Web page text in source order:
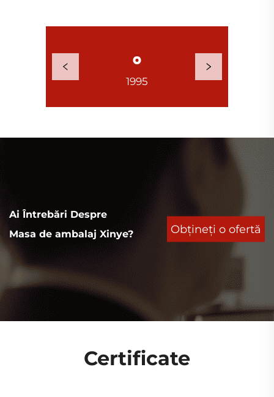
1995 2001
Ai Întrebări Despre
Masa de ambalaj Xinye?
Obțineți o ofertă
Certificate